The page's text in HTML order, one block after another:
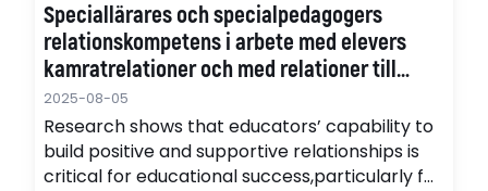
Speciallärares och specialpedagogers
relationskompetens i arbete med elevers
kamratrelationer och med relationer till
elevernas föräldrar
2025-08-05
Research shows that educators’ capability to
build positive and supportive relationships is
critical for educational success,particularly for